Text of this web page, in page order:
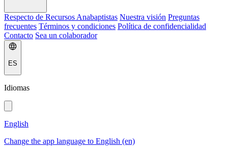
Respecto de Recursos Anabaptistas Nuestra visión Preguntas
frecuentes Términos y condiciones Política de confidencialidad
Contacto Sea un colaborador
ES
Idiomas
English
Change the app language to English (en)